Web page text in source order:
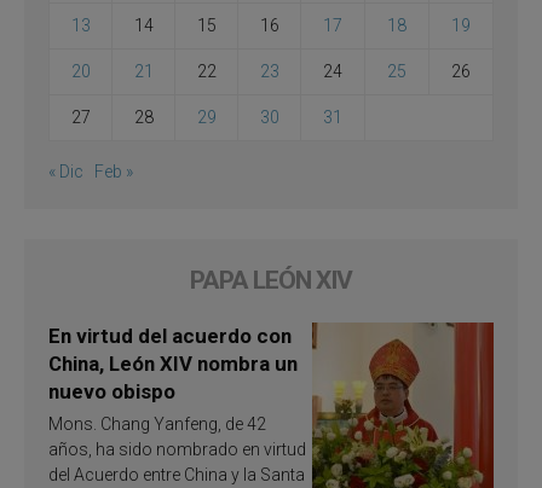
13 14 15 16 17 18 19
20 21 22 23 24 25 26
27 28 29 30 31
« Dic Feb »
PAPA LEÓN XIV
En virtud del acuerdo con
China, León XIV nombra un
nuevo obispo
Mons. Chang Yanfeng, de 42
años, ha sido nombrado en virtud
del Acuerdo entre China y la Santa